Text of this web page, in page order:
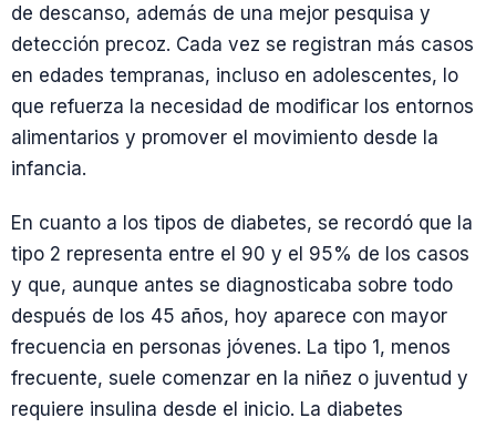
de descanso, además de una mejor pesquisa y
detección precoz. Cada vez se registran más casos
en edades tempranas, incluso en adolescentes, lo
que refuerza la necesidad de modificar los entornos
alimentarios y promover el movimiento desde la
infancia.
En cuanto a los tipos de diabetes, se recordó que la
tipo 2 representa entre el 90 y el 95% de los casos
y que, aunque antes se diagnosticaba sobre todo
después de los 45 años, hoy aparece con mayor
frecuencia en personas jóvenes. La tipo 1, menos
frecuente, suele comenzar en la niñez o juventud y
requiere insulina desde el inicio. La diabetes